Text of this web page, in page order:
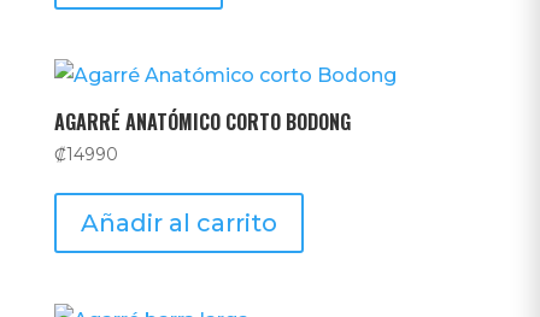
AGARRÉ ANATÓMICO CORTO BODONG
₡14990
Añadir al carrito